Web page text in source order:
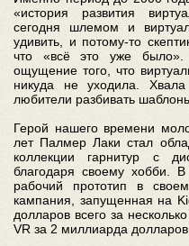
«история развития
сегодня шлемом и
удивить, и потому-то
что «всё это уже было».
ощущение того, что
никуда не уходила.
любители разбивать
Герой нашего времени
лет Палмер Лаки стал
коллекции гарнитур с
благодаря своему хобби.
рабочий прототип в
кампания, запущенная на
долларов всего за
VR за 2 миллиарда долларов